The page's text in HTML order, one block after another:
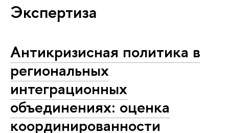
Экспертиза
Антикризисная политика в
региональных
интеграционных
объединениях: оценка
координированности